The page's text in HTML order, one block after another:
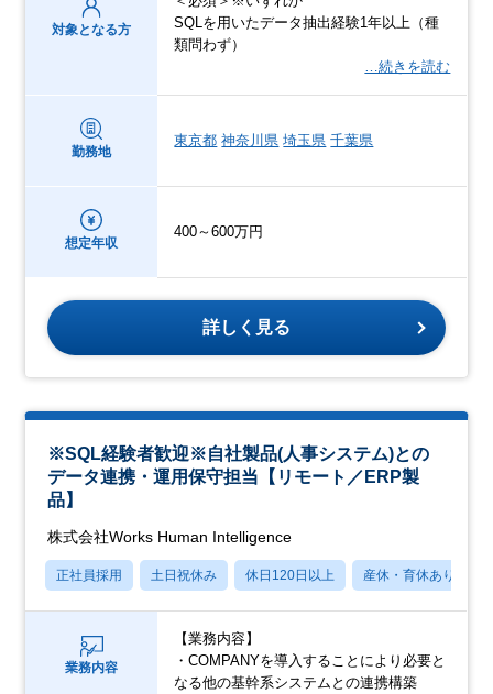
対象となる方
SQLを用いたデータ抽出経験1年以上（種
類問わず）
…続きを読む
勤務地
東京都 神奈川県 埼玉県 千葉県
想定年収
400～600万円
詳しく見る
※SQL経験者歓迎※自社製品(人事システム)との
データ連携・運用保守担当【リモート／ERP製
品】
株式会社Works Human Intelligence
正社員採用 土日祝休み 休日120日以上 産休・育休あり
業務内容
【業務内容】
・COMPANYを導入することにより必要と
なる他の基幹系システムとの連携構築